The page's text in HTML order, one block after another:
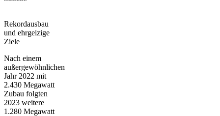
Rekordausbau
und ehrgeizige
Ziele
Nach einem
außergewöhnlichen
Jahr 2022 mit
2.430 Megawatt
Zubau folgten
2023 weitere
1.280 Megawatt